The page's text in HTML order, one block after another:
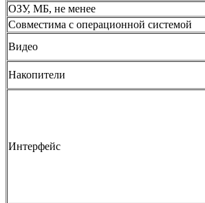
ОЗУ, МБ, не менее
Совместима с операционной системой
Видео
Накопители
Интерфейс